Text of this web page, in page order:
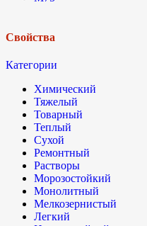
Свойства
Категории
Химический
Тяжелый
Товарный
Теплый
Сухой
Ремонтный
Растворы
Морозостойкий
Монолитный
Мелкозернистый
Легкий